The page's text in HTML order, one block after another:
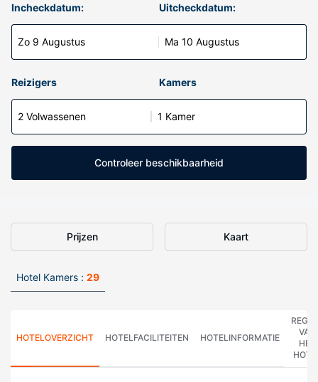
Incheckdatum:
Zo 9 Augustus
Uitcheckdatum:
Ma 10 Augustus
Reizigers Kamers
2 Volwassenen 1 Kamer
Controleer beschikbaarheid
Prijzen Kaart
Hotel Kamers : 29
HOTELOVERZICHT HOTELFACILITEITEN HOTELINFORMATIE
VAN
HET